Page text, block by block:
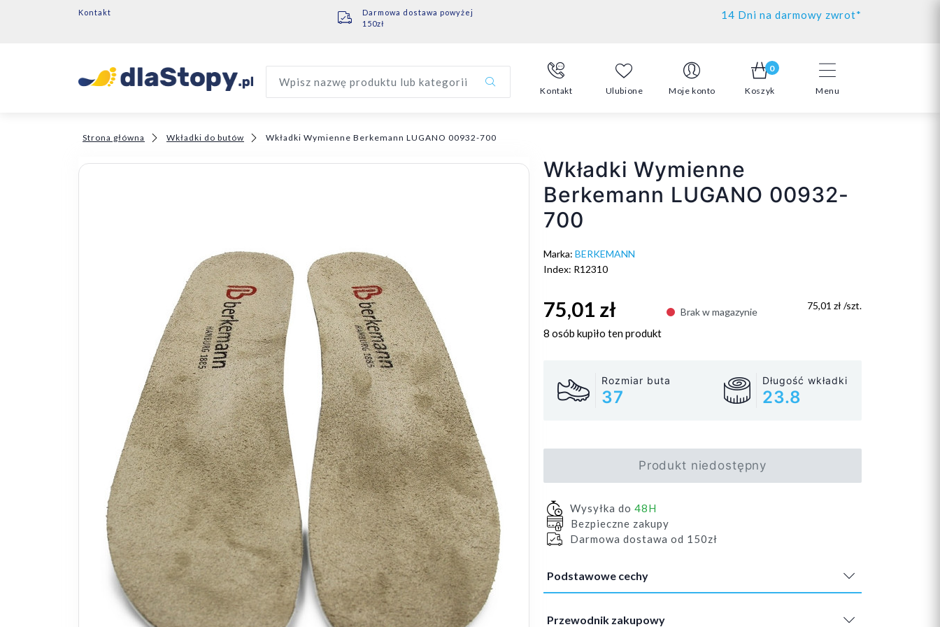
Kontakt
Darmowa dostawa powyżej
150zł
14 Dni na darmowy zwrot*
Menu
Wpisz nazwę produktu lub kategorii
Kontakt Ulubione Moje konto
0
Koszyk
Strona główna Wkładki do butów Wkładki Wymienne Berkemann LUGANO 00932-700
Wkładki Wymienne
Berkemann LUGANO 00932-
700
Marka: BERKEMANN
Index: R12310
75,01 zł Brak w magazynie
75,01 zł /szt.
8 osób kupiło ten produkt
Rozmiar buta
37
Długość wkładki
23.8
Produkt niedostępny
Wysyłka do 48H
Bezpieczne zakupy
Darmowa dostawa od 150zł
Podstawowe cechy
Przewodnik zakupowy